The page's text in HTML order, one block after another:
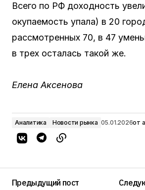
Всего по РФ доходность
окупаемость упала) в 20
рассмотренных 70, в 47
в трех осталась такой же.
Елена Аксенова
Аналитика Новости рынка 05.01.2026от
Предыдущий пост